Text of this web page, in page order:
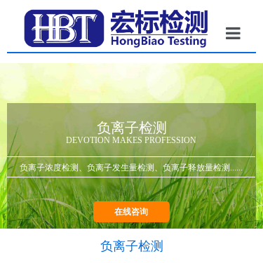
首页
优
新
关
负离子浓度检测、负离子发生量检测、负离子释放量检测......
在线咨询
负离子检测
DEVOTION MAKES PROFESSION
负离子检测